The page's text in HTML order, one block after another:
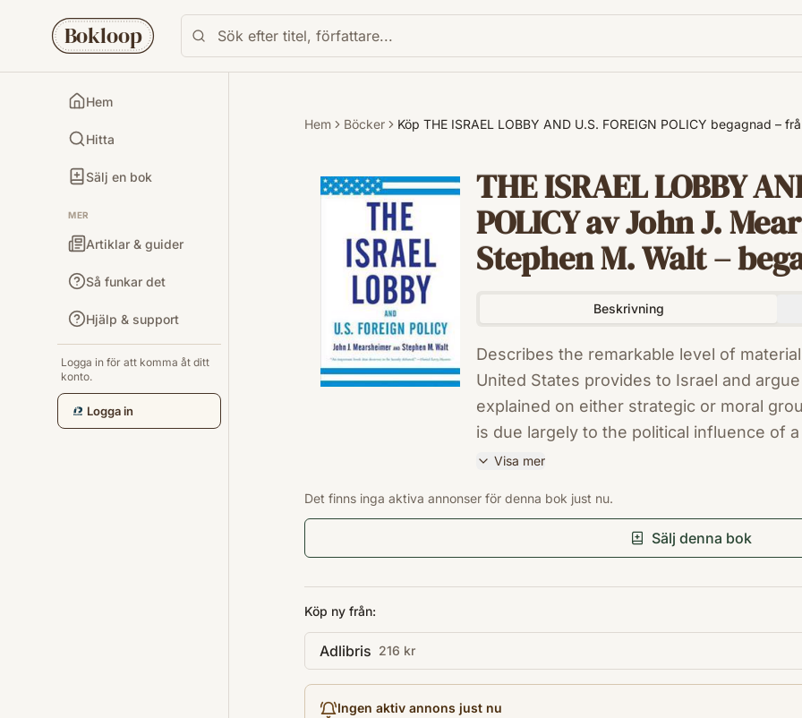
Bokloop
Hem
Hitta
Sälj en bok
MER
Artiklar & guider
Så funkar det
Hjälp & support
Logga in för att komma åt ditt
konto.
Logga in
Hem Böcker Köp THE ISRAEL LOBBY AND U.S. FOREIGN POLICY begagnad –
THE ISRAEL LOBBY
POLICY av John J.
Stephen M. Walt –
Beskrivning
Describes the remarkable level of
United States provides to Israel and
explained on either strategic or moral
is due largely to the political influence of
organizations that actively works to
America's posture throughout the Middle
Lebanon -- and toward the Israeli-
has encouraged are neither in America's
term interest. The lobby's influence also
important allies and increases the
Visa mer
9780374531508
484
Det finns inga aktiva annonser för denna bok just nu.
Sälj denna bok
Köp ny från:
Adlibris 216 kr
Ingen aktiv annons just nu